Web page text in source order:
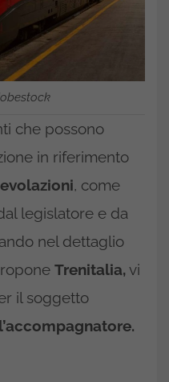
che possono
in riferimento
, come
legislatore e da
nel dettaglio
Trenitalia, vi
il soggetto
l’accompagnatore.